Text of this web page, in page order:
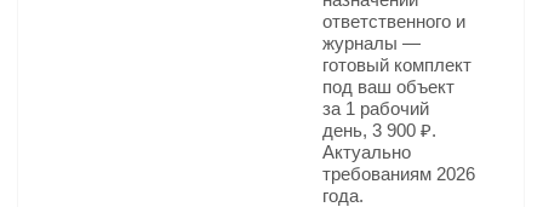
ответственного и
журналы —
готовый комплект
под ваш объект
за 1 рабочий
день, 3 900 ₽.
Актуально
требованиям 2026
года.